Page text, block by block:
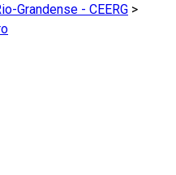
Grandense - CEERG >